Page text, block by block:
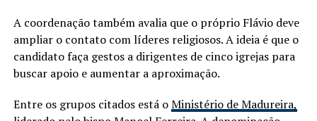
A coordenação também avalia que o próprio Flávio deve
ampliar o contato com líderes religiosos. A ideia é que o
candidato faça gestos a dirigentes de cinco igrejas para
buscar apoio e aumentar a aproximação.
Entre os grupos citados está oMinistério de Madureira,